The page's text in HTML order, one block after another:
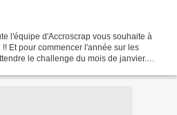
l'équipe d'Accroscrap vous souhaite à
Et pour commencer l'année sur les
le challenge du mois de janvier.